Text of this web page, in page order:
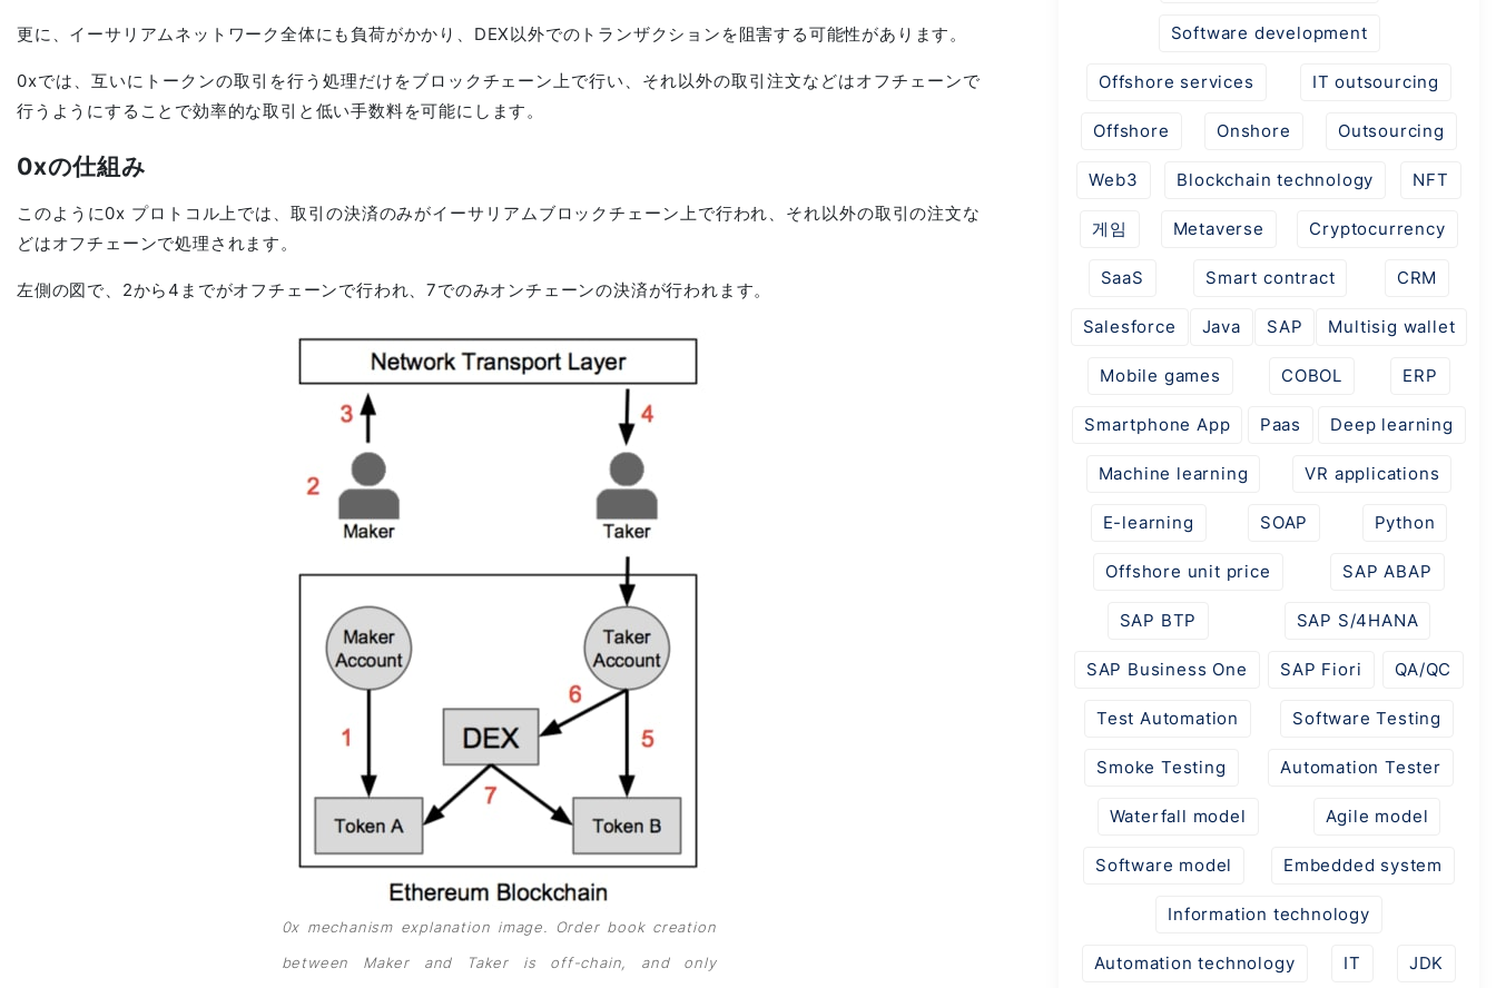
제조 실행 시스템(MES)에서의 AI 호텔 산업에서의 AI AI 패션 테크
게임 개발 스튜디오
更に、イーサリアムネットワーク全体にも負荷がかかり、DEX以外でのトランザクションを阻害する可能性があります。
0xでは、互いにトークンの取引を行う処理だけをブロックチェーン上で行い、それ以外の取引注文などはオフチェーンで
行うようにすることで効率的な取引と低い手数料を可能にします。
0xの仕組み
このように0x プロトコル上では、取引の決済のみがイーサリアムブロックチェーン上で行われ、それ以外の取引の注文な
どはオフチェーンで処理されます。
左側の図で、2から4までがオフチェーンで行われ、7でのみオンチェーンの決済が行われます。
0x mechanism explanation image. Order book creation
between Maker and Taker is off-chain, and only
Software development
Offshore services IT outsourcing
Offshore Onshore Outsourcing
Web3 Blockchain technology NFT
게임 Metaverse Cryptocurrency
SaaS Smart contract CRM
Salesforce Java SAP Multisig wallet
Mobile games COBOL ERP
Smartphone App Paas Deep learning
Machine learning VR applications
E-learning SOAP Python
Offshore unit price SAP ABAP
SAP BTP SAP S/4HANA
SAP Business One SAP Fiori QA/QC
Test Automation Software Testing
Smoke Testing Automation Tester
Waterfall model Agile model
Software model Embedded system
Information technology
Automation technology IT JDK